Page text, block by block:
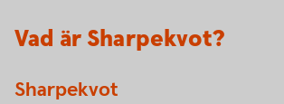
Vad är Sharpekvot?
Sharpekvot